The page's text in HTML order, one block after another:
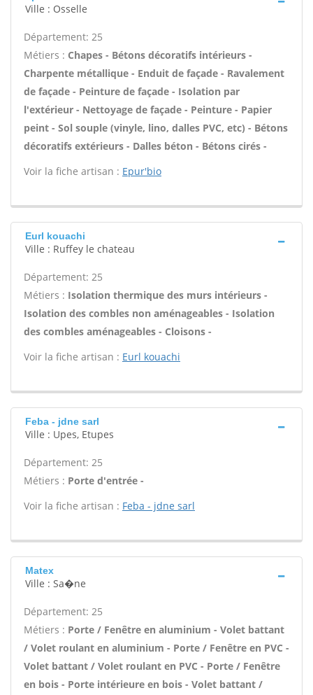
Ville : Osselle
Département: 25
Métiers : Chapes - Bétons décoratifs intérieurs -
Charpente métallique - Enduit de façade - Ravalement
de façade - Peinture de façade - Isolation par
l'extérieur - Nettoyage de façade - Peinture - Papier
peint - Sol souple (vinyle, lino, dalles PVC, etc) - Bétons
décoratifs extérieurs - Dalles béton - Bétons cirés -
Voir la fiche artisan : Epur'bio
Eurl kouachi
Ville : Ruffey le chateau
Département: 25
Métiers : Isolation thermique des murs intérieurs -
Isolation des combles non aménageables - Isolation
des combles aménageables - Cloisons -
Voir la fiche artisan : Eurl kouachi
Feba - jdne sarl
Ville : Upes, Etupes
Département: 25
Métiers : Porte d'entrée -
Voir la fiche artisan : Feba - jdne sarl
Matex
Ville : Sa�ne
Département: 25
Métiers : Porte / Fenêtre en aluminium - Volet battant
/ Volet roulant en aluminium - Porte / Fenêtre en PVC -
Volet battant / Volet roulant en PVC - Porte / Fenêtre
en bois - Porte intérieure en bois - Volet battant /